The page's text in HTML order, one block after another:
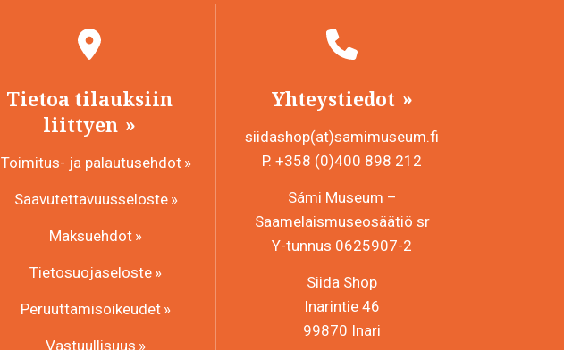
Tietoa tilauksiin
liittyen
Toimitus- ja palautusehdot
Saavutettavuusseloste
Maksuehdot
Tietosuojaseloste
Peruuttamisoikeudet
Vastuullisuus
Yhteystiedot
siidashop(at)samimuseum.fi
P. +358 (0)400 898 212
Sámi Museum –
Saamelaismuseosäätiö sr
Y-tunnus 0625907-2
Siida Shop
Inarintie 46
99870 Inari